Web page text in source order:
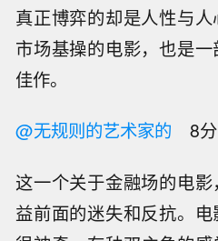
真正博弈的却是人性与
市场基操的电影，也是
佳作。
@无规则的艺术家的 8分
这一个关于金融场的电
益前面的迷失和反抗。